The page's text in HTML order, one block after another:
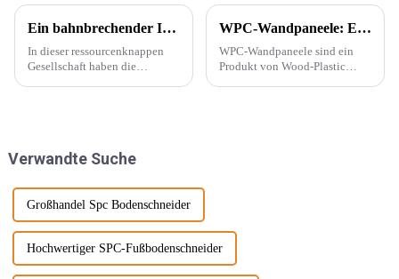
Ein bahnbrechender Innovator in der Dekorationsindustrie – PVC-Marmorplatten
In dieser ressourcenknappen
Gesellschaft haben die
Marmorplatten. Echter Marmor
Abbau wird ...
WPC-Wandpaneele: Ein neuer Baustofftyp
WPC-Wandpaneele sind ein
Produkt von Wood-Plastic
Verwandte Suche
Großhandel Spc Bodenschneider
Hochwertiger SPC-Fußbodenschneider